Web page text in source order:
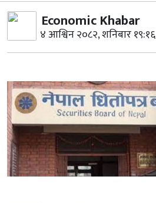
Economic Khabar
४ आश्विन २०८२, शनिबार १९:१६